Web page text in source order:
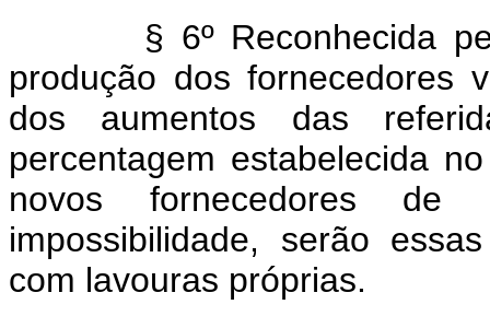
§ 6º Reconhecida pelo
produção dos fornecedores
dos aumentos das
percentagem estabelecida
novos fornecedores
impossibilidade, serão
com lavouras próprias.